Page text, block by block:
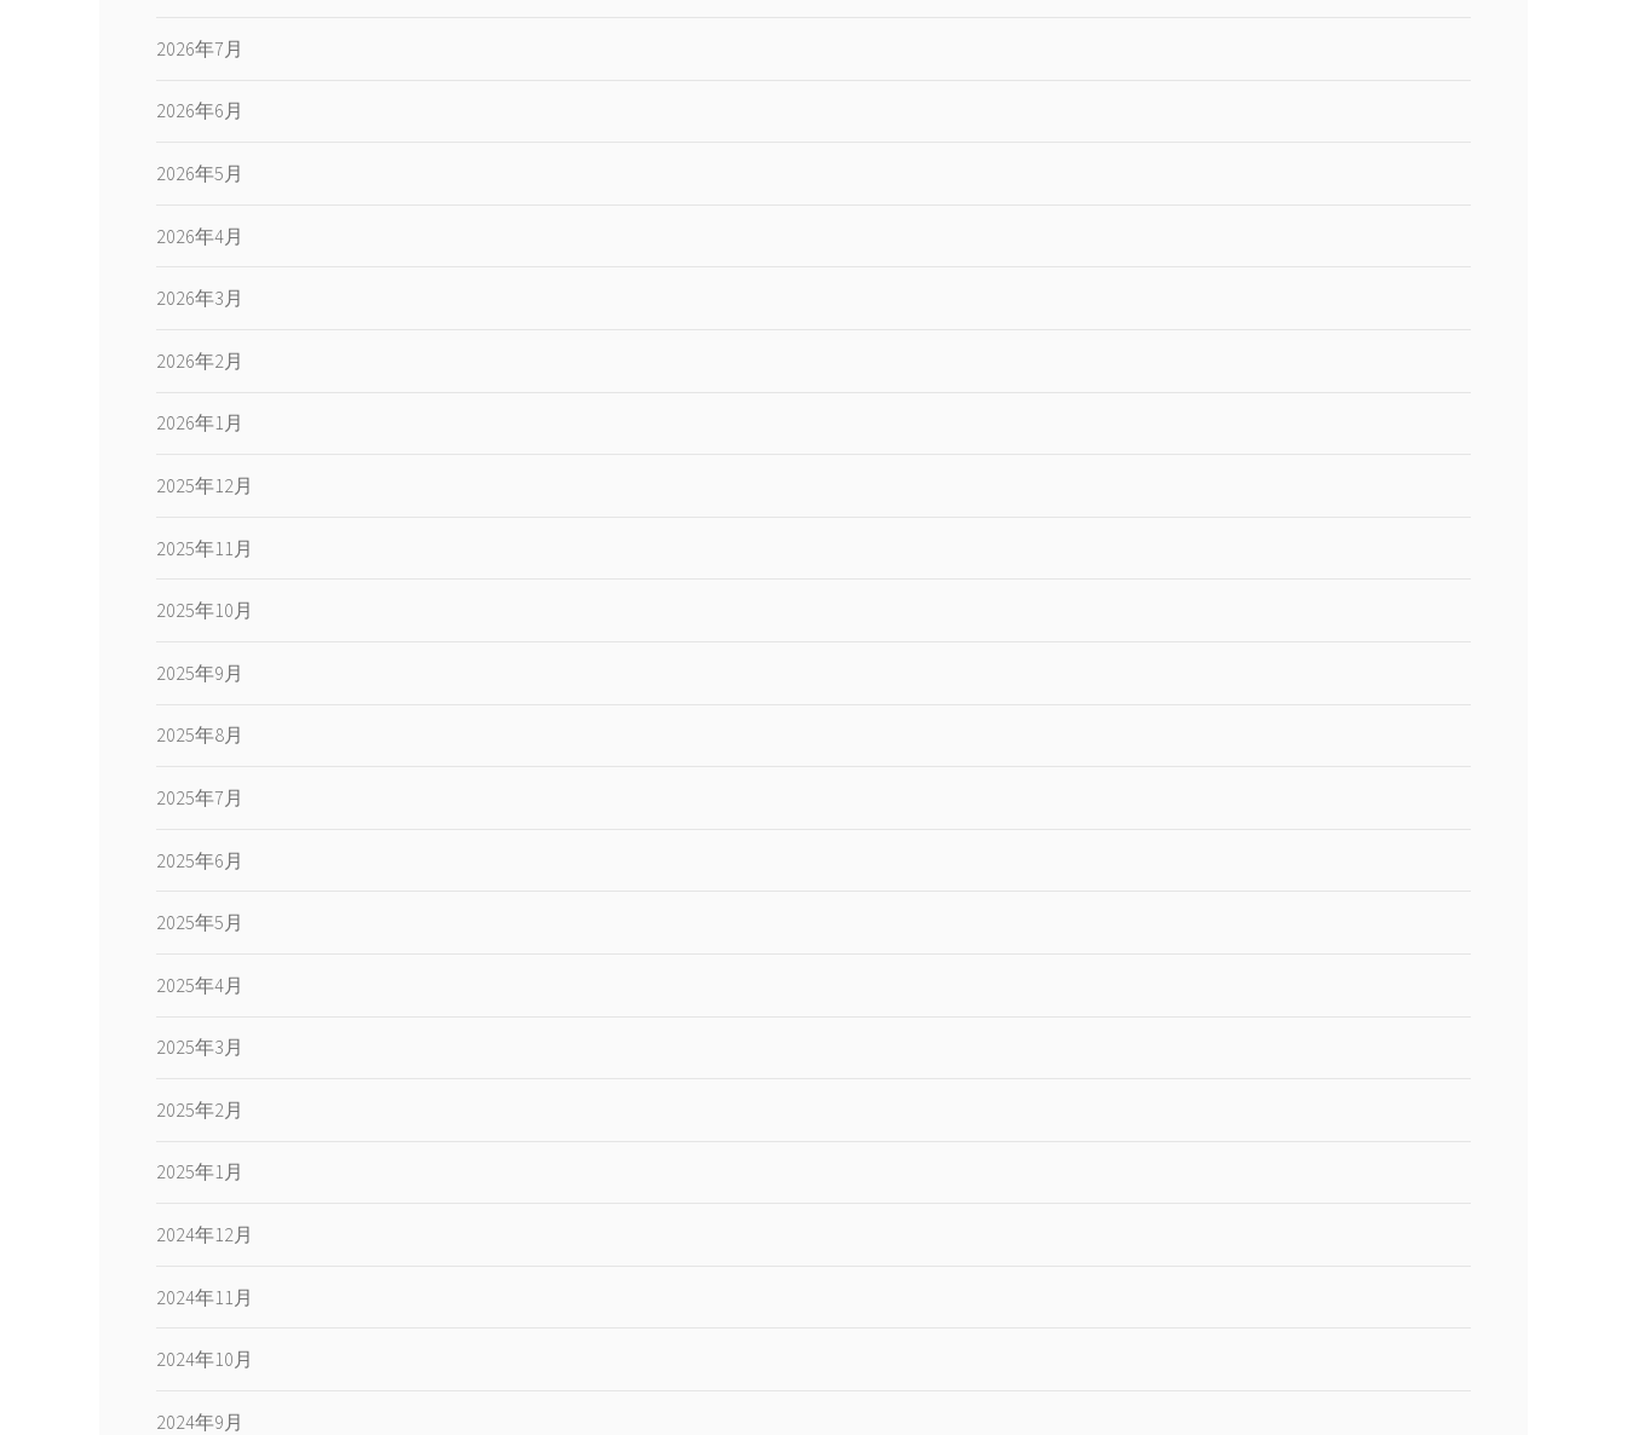
2026年7月
2026年6月
2026年5月
2026年4月
2026年3月
2026年2月
2026年1月
2025年12月
2025年11月
2025年10月
2025年9月
2025年8月
2025年7月
2025年6月
2025年5月
2025年4月
2025年3月
2025年2月
2025年1月
2024年12月
2024年11月
2024年10月
2024年9月